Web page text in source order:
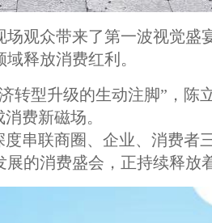
观众带来了第一波视觉盛
释放消费红利。
转型升级的生动注脚”，
费新磁场。
串联商圈、企业、消费
的消费盛会，正持续释放